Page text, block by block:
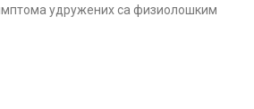
удружених са физиолошким